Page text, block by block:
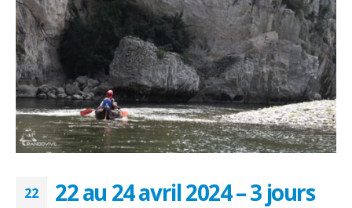
22
22 au 24 avril 2024 – 3 jours